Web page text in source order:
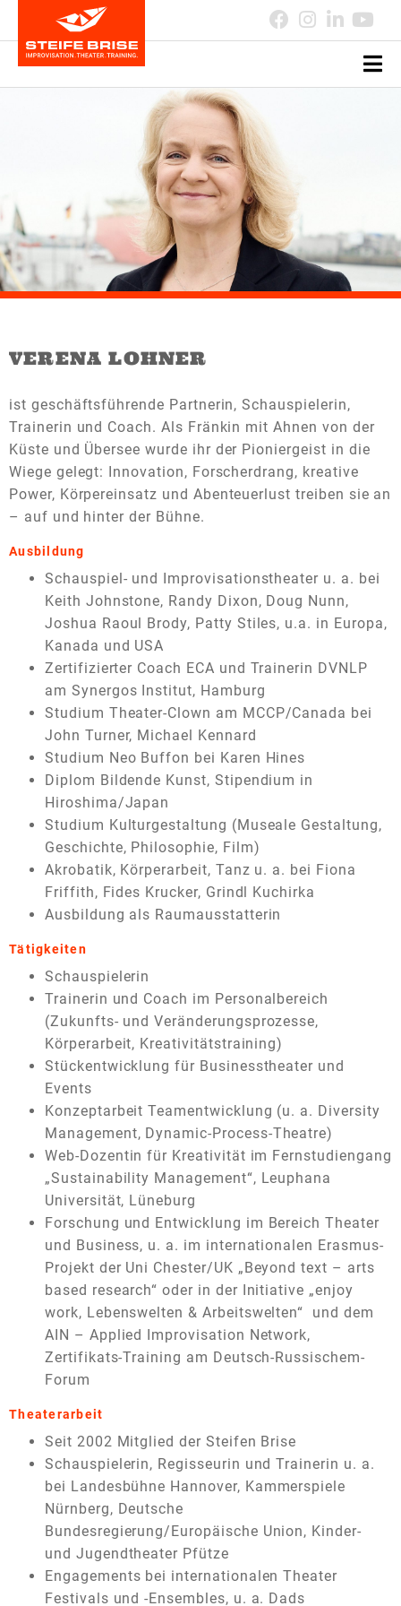
VERENA LOHNER
ist geschäftsführende Partnerin, Schauspielerin,
Trainerin und Coach. Als Fränkin mit Ahnen von der
Küste und Übersee wurde ihr der Pioniergeist in die
Wiege gelegt: Innovation, Forscherdrang, kreative
Power, Körpereinsatz und Abenteuerlust treiben sie an
– auf und hinter der Bühne.
Ausbildung
Schauspiel- und Improvisationstheater u. a. bei
Keith Johnstone, Randy Dixon, Doug Nunn,
Joshua Raoul Brody, Patty Stiles, u.a. in Europa,
Kanada und USA
Zertifizierter Coach ECA und Trainerin DVNLP
am Synergos Institut, Hamburg
Studium Theater-Clown am MCCP/Canada bei
John Turner, Michael Kennard
Studium Neo Buffon bei Karen Hines
Diplom Bildende Kunst, Stipendium in
Hiroshima/Japan
Studium Kulturgestaltung (Museale Gestaltung,
Geschichte, Philosophie, Film)
Akrobatik, Körperarbeit, Tanz u. a. bei Fiona
Friffith, Fides Krucker, Grindl Kuchirka
Ausbildung als Raumausstatterin
Tätigkeiten
Schauspielerin
Trainerin und Coach im Personalbereich
(Zukunfts- und Veränderungsprozesse,
Körperarbeit, Kreativitätstraining)
Stückentwicklung für Businesstheater und
Events
Konzeptarbeit Teamentwicklung (u. a. Diversity
Management, Dynamic-Process-Theatre)
Web-Dozentin für Kreativität im Fernstudiengang
„Sustainability Management“, Leuphana
Universität, Lüneburg
Forschung und Entwicklung im Bereich Theater
und Business, u. a. im internationalen Erasmus-
Projekt der Uni Chester/UK „Beyond text – arts
based research“ oder in der Initiative „enjoy
work, Lebenswelten & Arbeitswelten“ und dem
AIN – Applied Improvisation Network,
Zertifikats-Training am Deutsch-Russischem-
Forum
Theaterarbeit
Seit 2002 Mitglied der Steifen Brise
Schauspielerin, Regisseurin und Trainerin u. a.
bei Landesbühne Hannover, Kammerspiele
Nürnberg, Deutsche
Bundesregierung/Europäische Union, Kinder-
und Jugendtheater Pfütze
Engagements bei internationalen Theater
Festivals und -Ensembles, u. a. Dads